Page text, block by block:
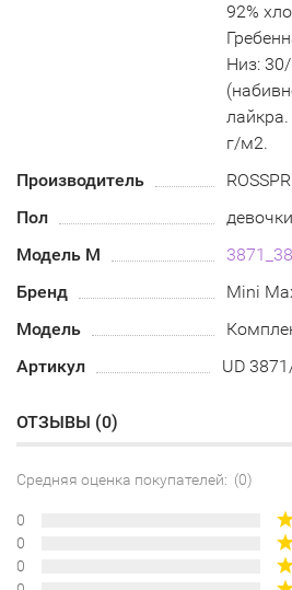
92%
Низ:
г/м2.
Производитель
Пол
девочки
Модель М
Бренд
Mini
Модель
Артикул
UD
ОТЗЫВЫ (0)
Средняя оценка покупателей: (0)
0
0
0